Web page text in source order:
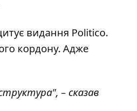
видання Politico.
кордону. Адже
– сказав